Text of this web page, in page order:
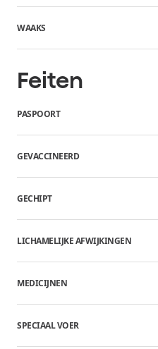
WAAKS
Feiten
PASPOORT
GEVACCINEERD
GECHIPT
LICHAMELIJKE AFWIJKINGEN
MEDICIJNEN
SPECIAAL VOER